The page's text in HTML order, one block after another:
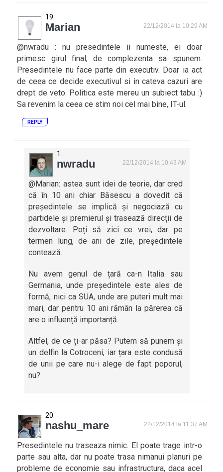
Marian 22/12/2014 la 10:29 AM
@nwradu : nu presedintele ii numeste, ei doar
primesc girul final, de complezenta sa spunem.
Presedintele nu face parte din executiv. Doar ia act
de ceea ce decide executivul si in cateva cazuri are
drept de veto. Politica este mereu un subiect tabu :)
Sa revenim la ceea ce stim noi cel mai bine, IT-ul.
REPLY
nwradu 22/12/2014 la 10:43 AM
@Marian: astea sunt idei de teorie, dar cred
că în 10 ani chiar Băsescu a dovedit că
președintele se implică și negociază cu
partidele și premierul și trasează direcții de
dezvoltare. Poți să zici ce vrei, dar pe
termen lung, de ani de zile, președintele
contează.
Nu avem genul de țară ca-n Italia sau
Germania, unde președintele este ales de
formă, nici ca SUA, unde are puteri mult mai
mari, dar pentru 10 ani rămân la părerea că
are o influență importanță.
Altfel, de ce ți-ar păsa? Putem să punem și
un delfin la Cotroceni, iar țara este condusă
de unii pe care nu-i alege de fapt poporul,
nu?
nashu_mare 22/12/2014 la 11:37 AM
Presedintele nu traseaza nimic. El poate trage intr-o
parte sau alta, dar nu poate trasa nimanui planuri pe
probleme de economie sau infrastructura, daca acel